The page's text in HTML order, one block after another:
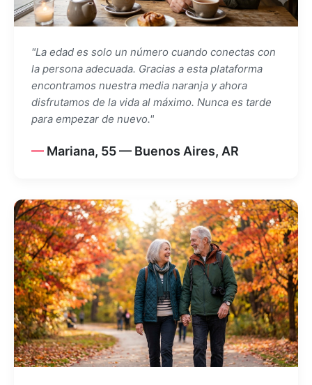
"La edad es solo un número cuando conectas con
la persona adecuada. Gracias a esta plataforma
encontramos nuestra media naranja y ahora
disfrutamos de la vida al máximo. Nunca es tarde
para empezar de nuevo."
Mariana, 55 — Buenos Aires, AR